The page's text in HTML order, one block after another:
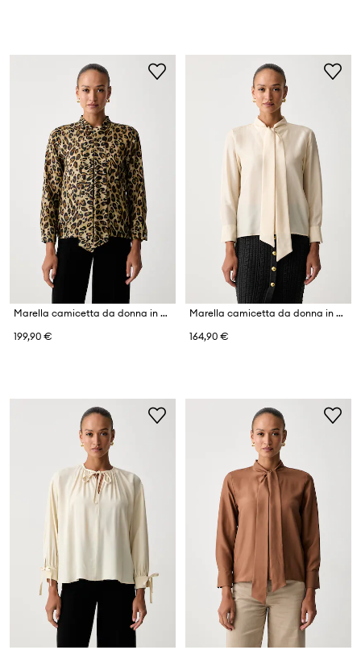
Marella camicetta da donna in seta MLSNASTRO
199,90 €
Marella camicetta da donna in seta MLSKABALA
164,90 €